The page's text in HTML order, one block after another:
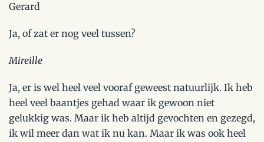
Gerard
Ja, of zat er nog veel tussen?
Mireille
Ja, er is wel heel veel vooraf geweest natuurlijk. Ik heb
heel veel baantjes gehad waar ik gewoon niet
gelukkig was. Maar ik heb altijd gevochten en gezegd,
ik wil meer dan wat ik nu kan. Maar ik was ook heel